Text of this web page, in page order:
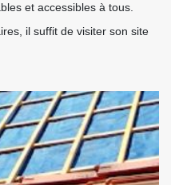
et accessibles à tous.
il suffit de visiter son site